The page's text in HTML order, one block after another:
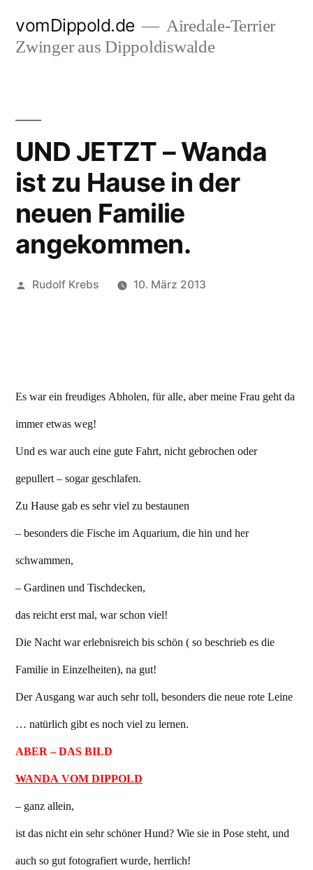
Inhalt
vomDippold.de
Airedale-Terrier
Zwinger aus Dippoldiswalde
UND JETZT – Wanda
ist zu Hause in der
neuen Familie
angekommen.
Veröffentlicht
Rudolf Krebs 10. März 2013
Es war ein freudiges Abholen, für alle, aber meine Frau geht da
immer etwas weg!
Und es war auch eine gute Fahrt, nicht gebrochen oder
gepullert – sogar geschlafen.
Zu Hause gab es sehr viel zu bestaunen
– besonders die Fische im Aquarium, die hin und her
schwammen,
– Gardinen und Tischdecken,
das reicht erst mal, war schon viel!
Die Nacht war erlebnisreich bis schön ( so beschrieb es die
Familie in Einzelheiten), na gut!
Der Ausgang war auch sehr toll, besonders die neue rote Leine
… natürlich gibt es noch viel zu lernen.
ABER – DAS BILD
WANDA VOM DIPPOLD
– ganz allein,
ist das nicht ein sehr schöner Hund? Wie sie in Pose steht, und
auch so gut fotografiert wurde, herrlich!